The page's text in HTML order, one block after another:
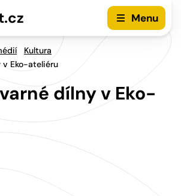
Menu
Kultura
Eko-ateliéru
dílny v Eko-